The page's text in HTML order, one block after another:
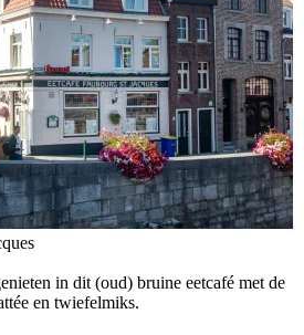
in dit (oud) bruine eetcafé met de
en twiefelmiks.